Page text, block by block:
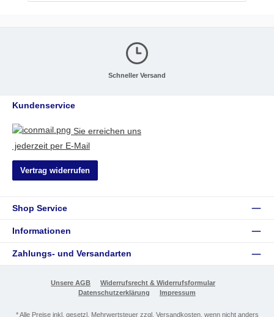
Schneller Versand
Kundenservice
Sie erreichen uns
jederzeit per E-Mail
Vertrag widerrufen
Shop Service
Informationen
Zahlungs- und Versandarten
Unsere AGB
Widerrufsrecht & Widerrufsformular
Datenschutzerklärung
Impressum
* Alle Preise inkl. gesetzl. Mehrwertsteuer zzgl. Versandkosten, wenn nicht anders